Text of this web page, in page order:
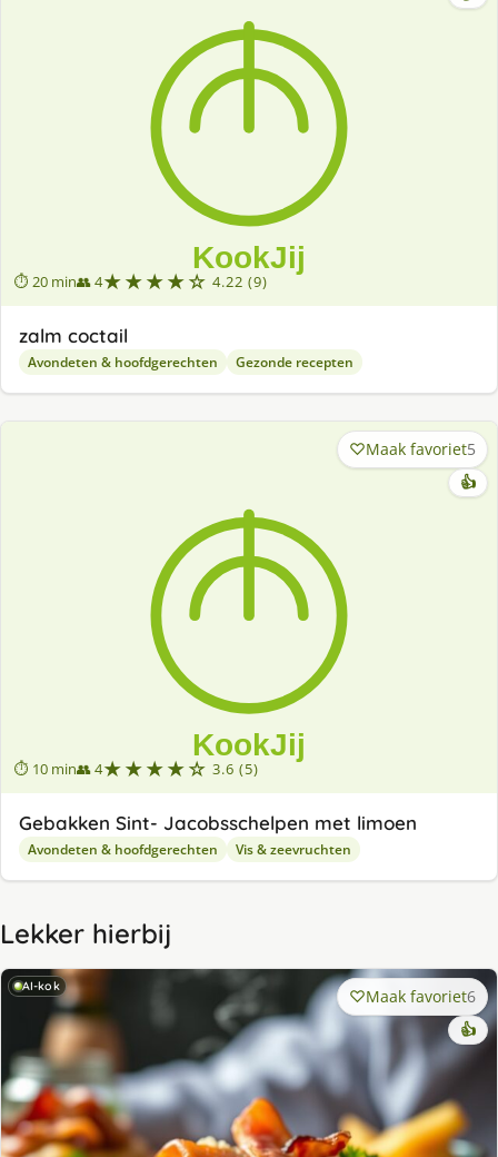
⏱ 20 min👥 4★★★★☆ 4.22 (9)
zalm coctail
Avondeten & hoofdgerechten Gezonde recepten
⏱ 10 min👥 4★★★★☆ 3.6 (5)
Maak favoriet5
👍
Gebakken Sint- Jacobsschelpen met limoen
Avondeten & hoofdgerechten Vis & zeevruchten
Lekker hierbij
AI-kok Maak favoriet6
👍